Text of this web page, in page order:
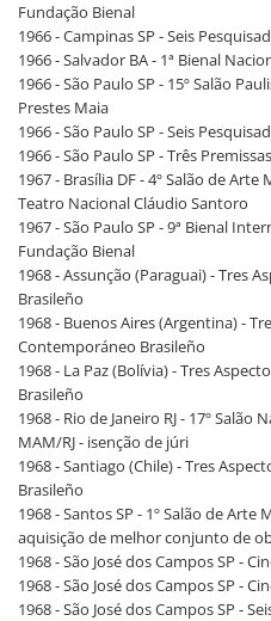
Fundação Bienal
1966 - Campinas SP - Seis
1966 - Salvador BA - 1ª Bienal
1966 - São Paulo SP - 15º Salão
Prestes Maia
1966 - São Paulo SP - Seis
1966 - São Paulo SP - Três
1967 - Brasília DF - 4º Salão de
Teatro Nacional Cláudio Santoro
1967 - São Paulo SP - 9ª Bienal
Fundação Bienal
1968 - Assunção (Paraguai) - Tres
Brasileño
1968 - Buenos Aires (Argentina) -
Contemporáneo Brasileño
1968 - La Paz (Bolívia) - Tres
Brasileño
1968 - Rio de Janeiro RJ - 17º
MAM/RJ - isenção de júri
1968 - Santiago (Chile) - Tres
Brasileño
1968 - Santos SP - 1º Salão de
aquisição de melhor conjunto de
1968 - São José dos Campos SP -
1968 - São José dos Campos SP -
1968 - São José dos Campos SP -